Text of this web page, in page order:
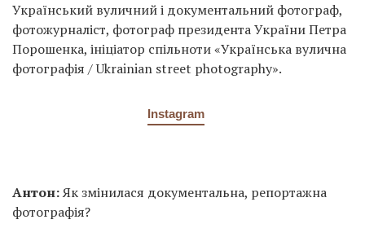
Український вуличний і документальний фотограф,
фотожурналіст, фотограф президента України Петра
Порошенка, ініціатор спільноти «Українська вулична
фотографія / Ukrainian street photography».
Instagram
Антон:Як змінилася документальна, репортажна
фотографія?